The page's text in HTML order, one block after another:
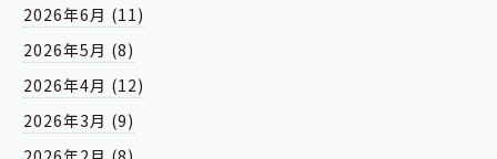
2026年6月 (11)
2026年5月 (8)
2026年4月 (12)
2026年3月 (9)